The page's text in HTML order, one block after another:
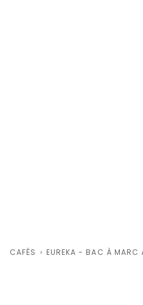
CAFÉS › EUREKA - BAC À MARC